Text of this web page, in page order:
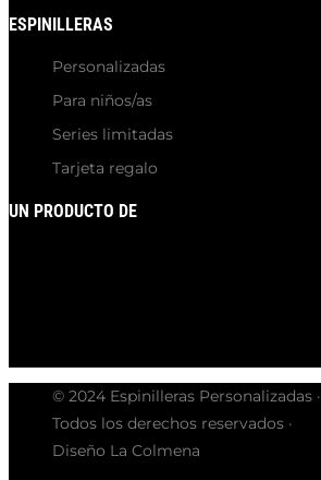
ESPINILLERAS
Personalizadas
Para niños/as
Series limitadas
Tarjeta regalo
UN PRODUCTO DE
© 2024 Espinilleras Personalizadas ·
Todos los derechos reservados ·
Diseño La Colmena